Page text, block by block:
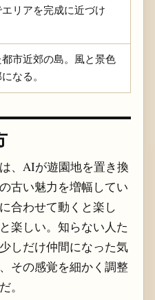
リアを完成に近づけ
市近郊の島。風と景色
なる。
、AIが遊園地を置き換
古い魅力を増幅してい
合わせて動くと楽し
楽しい。知らない人た
しだけ仲間になった気
その感覚を細かく調整
。